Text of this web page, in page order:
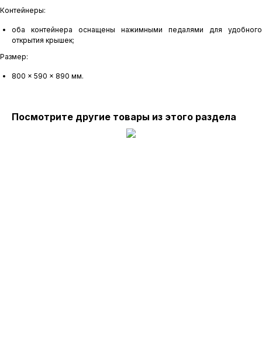
Контейнеры:
оба контейнера оснащены нажимными педалями для удобного
открытия крышек;
Размер:
800 x 590 x 890 мм.
Посмотрите другие товары из этого раздела